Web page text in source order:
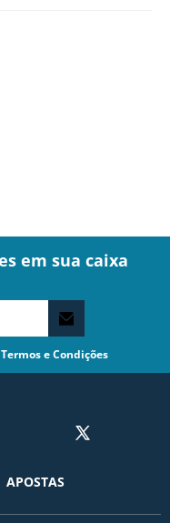
em sua caixa
Termos e Condições
APOSTAS